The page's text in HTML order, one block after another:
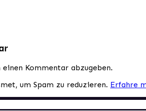
einen Kommentar abzugeben.
um Spam zu reduzieren. Erfahre